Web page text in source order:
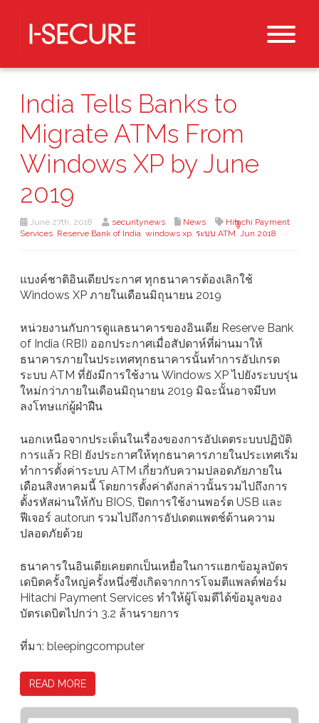
India Tells Banks to
Migrate ATMs From
Windows XP by June
2019
June 27th, 2018 securitynews News
Hitachi Payment
Services, Reserve Bank of India, windows xp, ระบบ ATM, ๋๊๋ีJun 2018
แบงค์ชาติอินเดียประกาศ ทุกธนาคารต้องเลิกใช้
Windows XP ภายในเดือนมิถุนายน 2019
หน่วยงานกับการดูแลธนาคารของอินเดีย Reserve Bank
of India (RBI) ออกประกาศเมื่อสัปดาห์ที่ผ่านมาให้
ธนาคารภายในประเทศทุกธนาคารนั้นทำการอัปเกรด
ระบบ ATM ที่ยังมีการใช้งาน Windows XP ไปยังระบบรุ่น
ใหม่กว่าภายในเดือนมิถุนายน 2019 มิฉะนั้นอาจมีบท
ลงโทษแก่ผู้ฝ่าฝืน
นอกเหนือจากประเด็นในเรื่องของการอัปเดตระบบปฏิบัติ
การแล้ว RBI ยังประกาศให้ทุกธนาคารภายในประเทศเริ่ม
ทำการตั้งค่าระบบ ATM เกี่ยวกับความปลอดภัยภายใน
เดือนสิงหาคมนี้ โดยการตั้งค่าดังกล่าวนั้นรวมไปถึงการ
ตั้งรหัสผ่านให้กับ BIOS, ปิดการใช้งานพอร์ต USB และ
ฟีเจอร์ autorun รวมไปถึงการอัปเดตแพตช์ด้านความ
ปลอดภัยด้วย
ธนาคารในอินเดียเคยตกเป็นเหยื่อในการแฮกข้อมูลบัตร
เดบิตครั้งใหญ่ครั้งหนึ่งซึ่งเกิดจากการโจมตีแพลต์ฟอร์ม
Hitachi Payment Services ทำให้ผู้โจมตีได้ข้อมูลของ
บัตรเดบิตไปกว่า 3.2 ล้านรายการ
ที่มา: bleepingcomputer
READ MORE